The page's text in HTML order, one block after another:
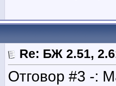
Re: БЖ 2.51,
Отговор #3 -: